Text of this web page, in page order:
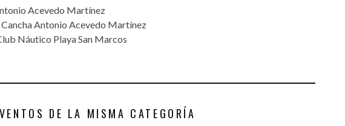
Acevedo Martínez
Antonio Acevedo Martínez
Náutico Playa San Marcos
DE LA MISMA CATEGORÍA